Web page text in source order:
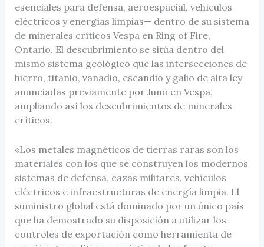
esenciales para defensa, aeroespacial, vehículos
eléctricos y energías limpias— dentro de su sistema
de minerales críticos Vespa en Ring of Fire,
Ontario. El descubrimiento se sitúa dentro del
mismo sistema geológico que las intersecciones de
hierro, titanio, vanadio, escandio y galio de alta ley
anunciadas previamente por Juno en Vespa,
ampliando así los descubrimientos de minerales
críticos.
«Los metales magnéticos de tierras raras son los
materiales con los que se construyen los modernos
sistemas de defensa, cazas militares, vehículos
eléctricos e infraestructuras de energía limpia. El
suministro global está dominado por un único país
que ha demostrado su disposición a utilizar los
controles de exportación como herramienta de